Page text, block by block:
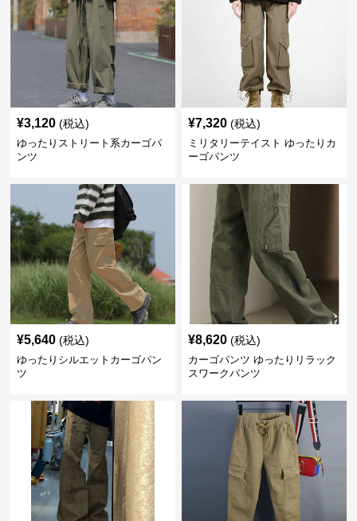
¥3,120 (税込)
ゆったりストリート系カーゴパ
ンツ
¥7,320 (税込)
ミリタリーテイスト ゆったりカ
ーゴパンツ
¥5,640 (税込)
ゆったりシルエットカーゴパン
ツ
¥8,620 (税込)
カーゴパンツ ゆったりリラック
スワークパンツ